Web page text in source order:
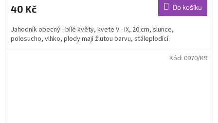
40 Kč Do košíku
Jahodník obecný - bílé květy, kvete V - IX, 20 cm, slunce,
polosucho, vlhko, plody mají žlutou barvu, stáleplodící.
Kód: 0970/K9